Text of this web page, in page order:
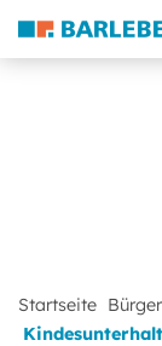
Startseite